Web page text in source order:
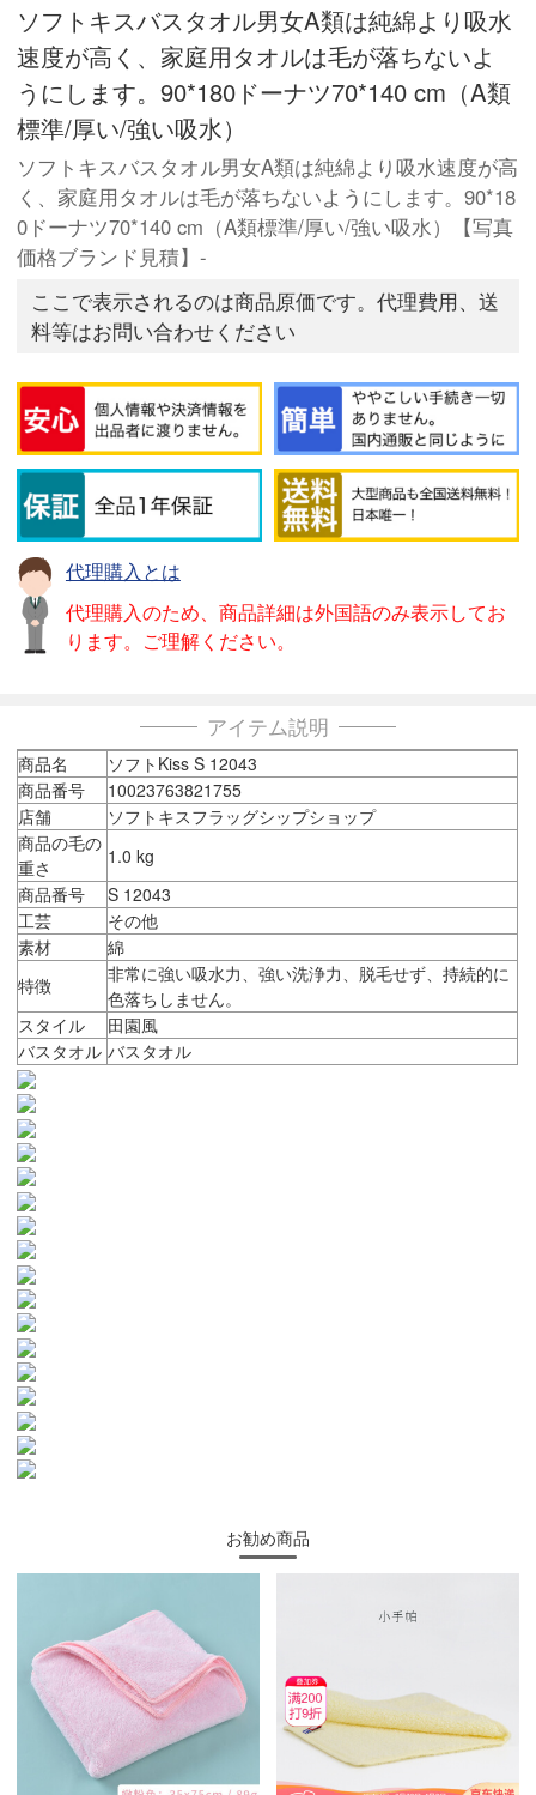
ソフトキスバスタオル男女A類は純綿より吸水
速度が高く、家庭用タオルは毛が落ちないよ
うにします。90*180ドーナツ70*140 cm（A類
標準/厚い/強い吸水）
ソフトキスバスタオル男女A類は純綿より吸水速度が高
く、家庭用タオルは毛が落ちないようにします。90*18
0ドーナツ70*140 cm（A類標準/厚い/強い吸水）【写真
価格ブランド見積】-
ここで表示されるのは商品原価です。代理費用、送
料等はお問い合わせください
代理購入とは
代理購入のため、商品詳細は外国語のみ表示してお
ります。ご理解ください。
アイテム説明
商品名
ソフトKiss S 12043
商品番号
10023763821755
店舗
ソフトキスフラッグシップショップ
商品の毛の
重さ
1.0 kg
商品番号
S 12043
工芸
その他
素材
綿
特徴
非常に強い吸水力、強い洗浄力、脱毛せず、持続的に
色落ちしません。
スタイル
田園風
バスタオル バスタオル
お勧め商品